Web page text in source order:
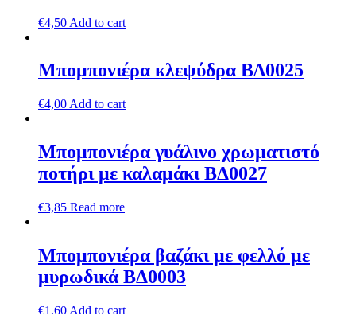
€4,50 Add to cart
Μπομπονιέρα κλεψύδρα ΒΔ0025
€4,00 Add to cart
Μπομπονιέρα γυάλινο χρωματιστό
ποτήρι με καλαμάκι ΒΔ0027
€3,85 Read more
Μπομπονιέρα βαζάκι με φελλό με
μυρωδικά ΒΔ0003
€1,60 Add to cart